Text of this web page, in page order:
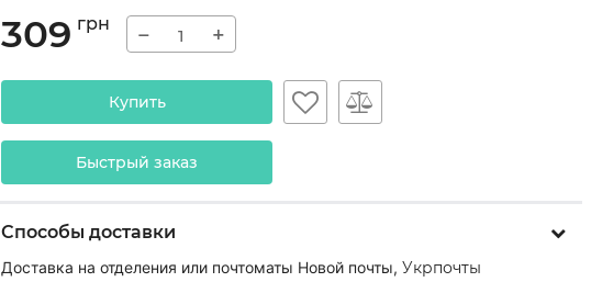
309 грн − +
Купить
Быстрый заказ
Способы доставки
Доставка на отделения или почтоматы Новой почты, Укрпочты